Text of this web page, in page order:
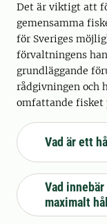
Det är viktigt att
gemensamma
för Sveriges
förvaltningens
grundläggande
rådgivningen och
omfattande fisket
Vad är ett
Vad
maximalt